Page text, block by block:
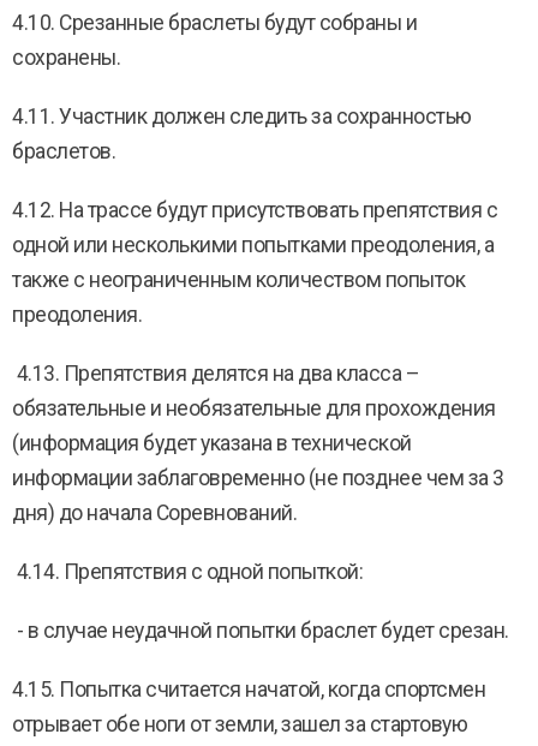
4.10. Срезанные браслеты будут собраны и
сохранены.
4.11. Участник должен следить за сохранностью
браслетов.
4.12. На трассе будут присутствовать препятствия с
одной или несколькими попытками преодоления, а
также с неограниченным количеством попыток
преодоления.
4.13. Препятствия делятся на два класса –
обязательные и необязательные для прохождения
(информация будет указана в технической
информации заблаговременно (не позднее чем за 3
дня) до начала Соревнований.
4.14. Препятствия с одной попыткой:
- в случае неудачной попытки браслет будет срезан.
4.15. Попытка считается начатой, когда спортсмен
отрывает обе ноги от земли, зашел за стартовую